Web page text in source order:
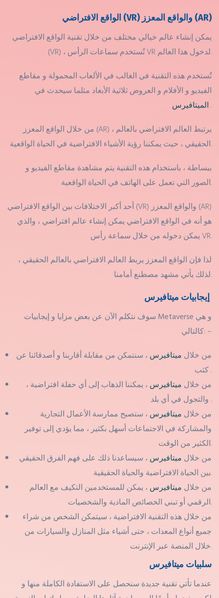
الواقع الافتراضي (VR) والواقع المعزز (AR)
يمكن إنشاء عالم خيالي مختلف من خلال تقنية الواقع الافتراضي
(VR) ، تُستخدم سماعات الرأس VR لدخول هذا العالم.
تُستخدم هذه التقنية في الغالب في الألعاب المحمولة و مقاطع
الفيديو و الأفلام و العروض ثلاثية الأبعاد مثلما سيحدث في
.
من خلال الواقع المعزز (AR) ، يرتبط العالم الافتراضي بالعالم
الحقيقي ، حيث يمكننا رؤية الأشياء الافتراضية في الحياة الواقعية.
ببساطة ، باستخدام هذه التقنية يتم مشاهدة مقاطع الفيديو و
الصور التي تعمل على الهاتف في الحياة الواقعية.
أحد أكبر الاختلافات بين الواقع الافتراضي (VR) والواقع المعزز (AR)
هو أنه في الواقع الافتراضي يمكن إنشاء عالم افتراضي ، والذي
يمكن دخوله من خلال سماعة رأس VR.
لذا فإن الواقع المعزز يربط العالم الافتراضي بالعالم الحقيقي ،
لذلك يأتي مشهد مصطنع أمامنا.
Metaverse و هي
كالتالي: –
من خلال ميتافيرس ، سنتمكن من مقابلة أقاربنا و أصدقائنا عن
كثب .
من خلال ميتافيرس ، يمكننا الذهاب إلى أي حفلة افتراضية ،
والتجول في أي بلد .
من خلال ميتافيرس ، ستصبح ممارسة الأعمال التجارية
والمشاركة في الاجتماعات أسهل بكثير ، مما يؤدي إلى توفير
الكثير من الوقت.
من خلال ميتافيرس ، سيساعدنا ذلك على فهم الفرق الحقيقي
بين الحياة الافتراضية والحياة الحقيقية.
من خلال ميتافيرس ، يمكن للمستخدمين التكيف مع العالم
الرقمي أو تبني الخصائص المادية والشخصيات.
من خلال هذه التقنية الافتراضية ، سيتمكن الشخص من شراء
جميع أنواع المعدات ، حتى أشياء مثل المنازل والسيارات من
خلال المنصة عبر الإنترنت.
سلبيات ميتافيرس
عندما تأتي تقنية جديدة سنحصل على الاستفادة الكاملة منها و